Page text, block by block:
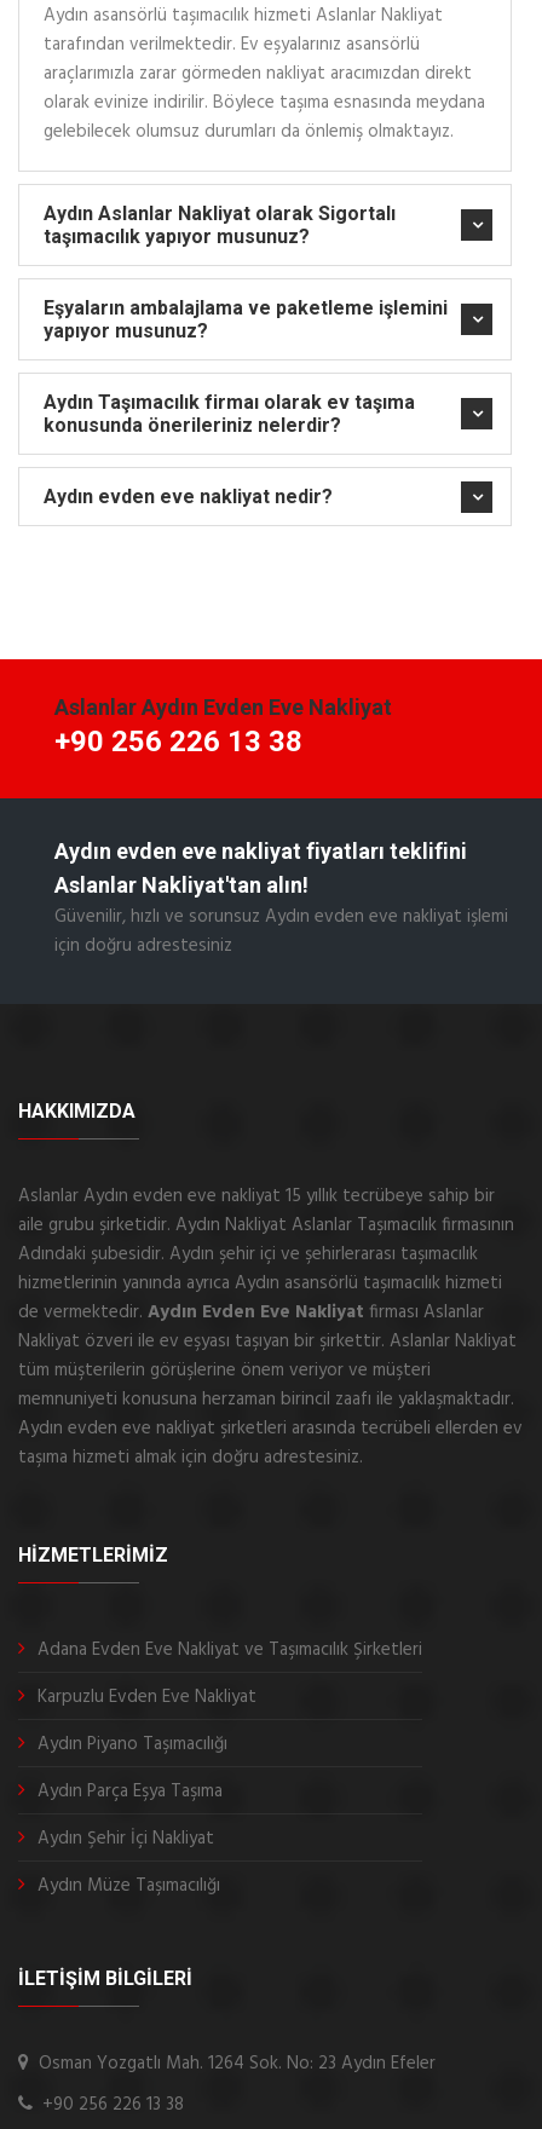
Aydın asansörlü taşımacılık hizmeti Aslanlar Nakliyat
tarafından verilmektedir. Ev eşyalarınız asansörlü
araçlarımızla zarar görmeden nakliyat aracımızdan direkt
olarak evinize indirilir. Böylece taşıma esnasında meydana
gelebilecek olumsuz durumları da önlemiş olmaktayız.
Aydın Aslanlar Nakliyat olarak Sigortalı
taşımacılık yapıyor musunuz?
Eşyaların ambalajlama ve paketleme işlemini
yapıyor musunuz?
Aydın Taşımacılık firmaı olarak ev taşıma
konusunda önerileriniz nelerdir?
Aydın evden eve nakliyat nedir?
Aslanlar Aydın Evden Eve Nakliyat
+90 256 226 13 38
Aydın evden eve nakliyat fiyatları teklifini
Aslanlar Nakliyat'tan alın!
Güvenilir, hızlı ve sorunsuz Aydın evden eve nakliyat işlemi
için doğru adrestesiniz
HAKKIMIZDA
Aslanlar Aydın evden eve nakliyat 15 yıllık tecrübeye sahip bir
aile grubu şirketidir. Aydın Nakliyat Aslanlar Taşımacılık firmasının
Adındaki şubesidir. Aydın şehir içi ve şehirlerarası taşımacılık
hizmetlerinin yanında ayrıca Aydın asansörlü taşımacılık hizmeti
de vermektedir. Aydın Evden Eve Nakliyat firması Aslanlar
Nakliyat özveri ile ev eşyası taşıyan bir şirkettir. Aslanlar Nakliyat
tüm müşterilerin görüşlerine önem veriyor ve müşteri
memnuniyeti konusuna herzaman birincil zaafı ile yaklaşmaktadır.
Aydın evden eve nakliyat şirketleri arasında tecrübeli ellerden ev
taşıma hizmeti almak için doğru adrestesiniz.
HİZMETLERİMİZ
Adana Evden Eve Nakliyat ve Taşımacılık Şirketleri
Karpuzlu Evden Eve Nakliyat
Aydın Piyano Taşımacılığı
Aydın Parça Eşya Taşıma
Aydın Şehir İçi Nakliyat
Aydın Müze Taşımacılığı
İLETİŞİM BİLGİLERİ
Osman Yozgatlı Mah. 1264 Sok. No: 23 Aydın Efeler
+90 256 226 13 38